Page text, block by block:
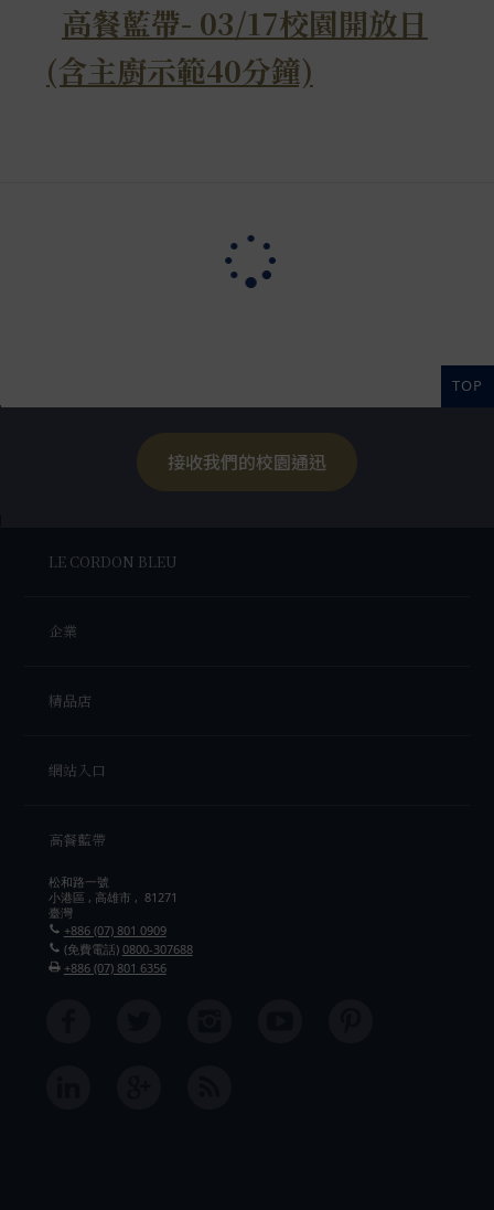
高餐藍帶- 03/17校園開放日
(含主廚示範40分鐘)
TOP
接收我們的校園通迅
LE CORDON BLEU
企業
精品店
網站入口
高餐藍帶
松和路一號
小港區 , 高雄市 , 81271
臺灣
+886 (07) 801 0909
(免費電話) 0800-307688
+886 (07) 801 6356